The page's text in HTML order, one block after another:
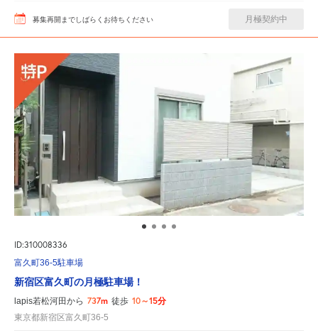
募集再開までしばらくお待ちください 月極契約中
ID:310008336
富久町36-5駐車場
新宿区富久町の月極駐車場！
lapis若松河田から 737m 徒歩 10～15分
東京都新宿区富久町36-5